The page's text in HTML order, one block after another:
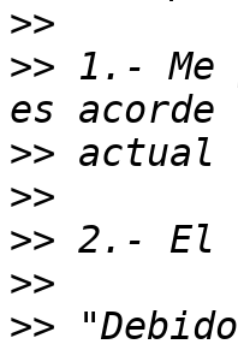
>>
>> 1.- Me
>>
>>
>>
>>
>>